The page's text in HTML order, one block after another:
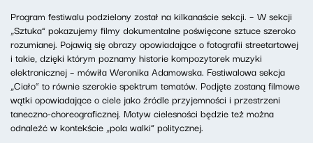
Program festiwalu podzielony został na kilkanaście sekcji. – W sekcji
„Sztuka” pokazujemy filmy dokumentalne poświęcone sztuce szeroko
rozumianej. Pojawią się obrazy opowiadające o fotografii streetartowej
i takie, dzięki którym poznamy historie kompozytorek muzyki
elektronicznej – mówiła Weronika Adamowska. Festiwalowa sekcja
„Ciało” to równie szerokie spektrum tematów. Podjęte zostaną filmowe
wątki opowiadające o ciele jako źródle przyjemności i przestrzeni
taneczno-choreograficznej. Motyw cielesności będzie też można
odnaleźć w kontekście „pola walki” politycznej.